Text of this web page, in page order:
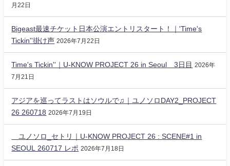
月22日
Bigeast最速チケット日本公演エントリスタート！｜'Time's
Tickin''掛け声 2026年7月22日
Time's Tickin''｜U-KNOW PROJECT 26 in Seoul 3日目
2026年
7月21日
アジアを巡ってラストはソウルで♫｜ユノソロDAY2_PROJECT
26 260718 2026年7月19日
ユノソロ_セトリ｜U-KNOW PROJECT 26 : SCENE#1 in
SEOUL 260717 レポ 2026年7月18日